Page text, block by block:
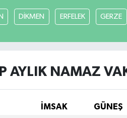
DİKMEN ERFELEK GERZE
AYLIK NAMAZ
İMSAK GÜNEŞ